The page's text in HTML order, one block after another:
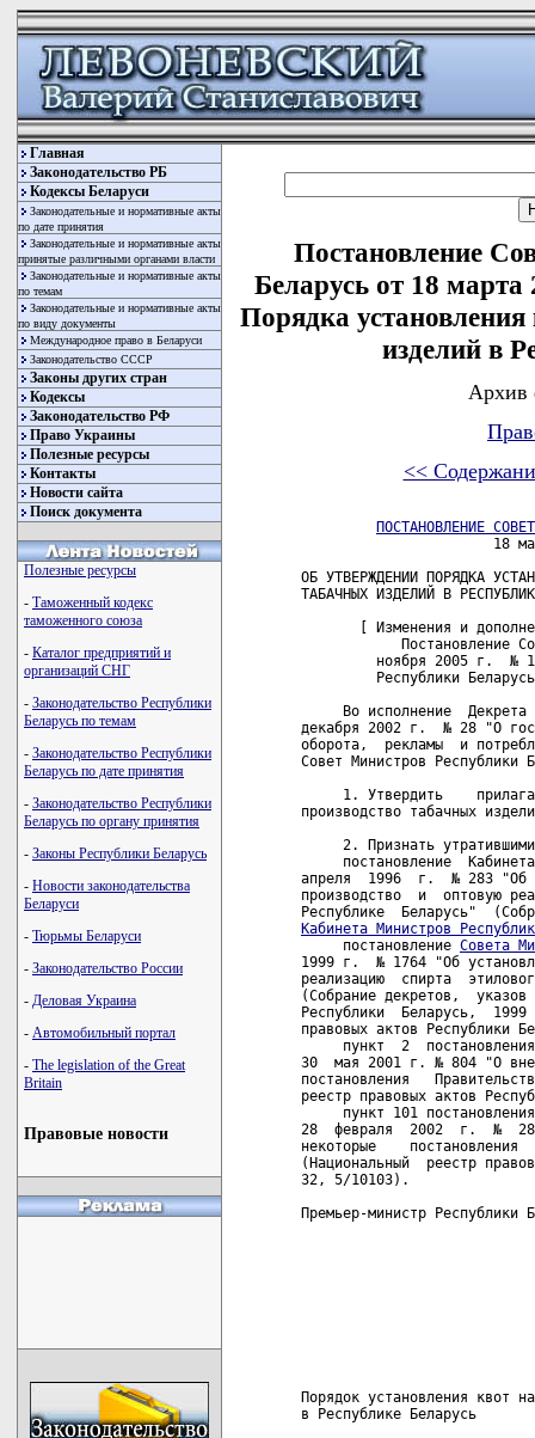
Главная
Законодательство РБ
Кодексы Беларуси
Законодательные и нормативные акты
по дате принятия
Законодательные и нормативные акты
принятые различными органами власти
Законодательные и нормативные акты
по темам
Законодательные и нормативные акты
по виду документы
Международное право в Беларуси
Законодательство СССР
Законы других стран
Кодексы
Законодательство РФ
Право Украины
Полезные ресурсы
Контакты
Новости сайта
Поиск документа
Полезные ресурсы
- Таможенный кодекс
таможенного союза
- Каталог предприятий и
организаций СНГ
- Законодательство Республики
Беларусь по темам
- Законодательство Республики
Беларусь по дате принятия
- Законодательство Республики
Беларусь по органу принятия
- Законы Республики Беларусь
- Новости законодательства
Беларуси
- Тюрьмы Беларуси
- Законодательство России
- Деловая Украина
- Автомобильный портал
- The legislation of the Great
Britain
Правовые новости
Постановление
Беларусь от 18
Порядка
изделий в
Архив
<<
ПОСТАНОВЛЕНИЕ
18
ОБ УТВЕРЖДЕНИИ ПОРЯДКА
ТАБАЧНЫХ ИЗДЕЛИЙ В
[ Изменения и
Постановление
ноября 2005 г.  №
Республики
Во исполнение  Декрета
декабря 2002 г.  № 28 "О
оборота,  рекламы  и
Совет Министров Республики
1. Утвердить
производство табачных
2. Признать
постановление
апреля  1996  г.  № 283 "Об
производство  и  оптовую
Кабинета Министров
     постановление
Совета
1999 г.  № 1764 "Об
реализацию  спирта
(Собрание декретов,  указов
Республики  Беларусь,
правовых актов
пункт  2
30  мая 2001 г. № 804 "О
постановления
реестр правовых актов
пункт 101
28  февраля  2002  г.  №
некоторые    постановления
(Национальный  реестр
32, 5/10103).
Премьер-министр
Порядок установления квот
в Республике Беларусь